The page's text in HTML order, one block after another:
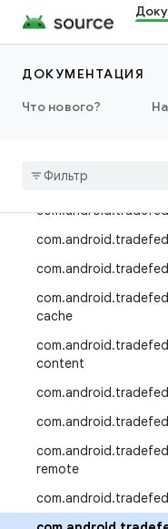
ДОКУМЕНТАЦИЯ
Что нового?
com.android.ddmlib
ddmlib
com.android.tradefed
com.android.tradefed
com.android.tradefed
com.android.tradefed
cache
com.android.tradefed
content
com.android.tradefed
com.android.tradefed
com.android.tradefed
remote
com.android.tradefed